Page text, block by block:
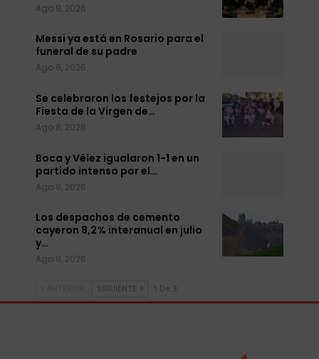
Ago 9, 2026
Messi ya está en Rosario para el
funeral de su padre
Ago 8, 2026
Se celebraron los festejos por la
Fiesta de la Virgen de…
Ago 8, 2026
Boca y Vélez igualaron 1-1 en un
partido intenso por el…
Ago 8, 2026
Los despachos de cemento
cayeron 8,2% interanual en julio
y…
Ago 8, 2026
SIGUIENTE 1 De 3